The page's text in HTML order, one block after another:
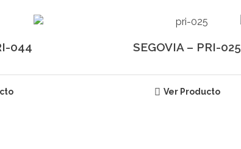
044 SEGOVIA – PRI-025
Ver Producto